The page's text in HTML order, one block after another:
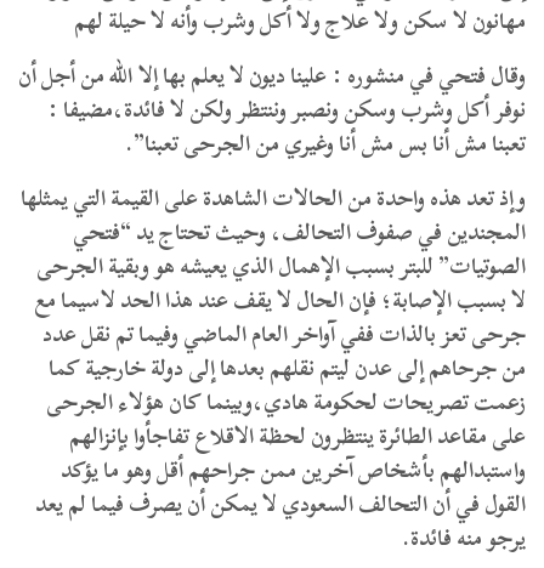
مهانون لا سكن ولا علاج ولا أكل وشرب وأنه لا حيلة لهم
وقال فتحي في منشوره : علينا ديون لا يعلم بها إلا الله من أجل أن
نوفر أكل وشرب وسكن ونصبر وننتظر ولكن لا فائدة،مضيفا :
تعبنا مش أنا بس مش أنا وغيري من الجرحى تعبنا”.
وإذ تعد هذه واحدة من الحالات الشاهدة على القيمة التي يمثلها
المجندين في صفوف التحالف، وحيث تحتاج يد “فتحي
الصوتيات” للبتر بسبب الإهمال الذي يعيشه هو وبقية الجرحى
لا بسبب الإصابة؛ فإن الحال لا يقف عند هذا الحد لاسيما مع
جرحى تعز بالذات ففي آواخر العام الماضي وفيما تم نقل عدد
من جرحاهم إلى عدن ليتم نقلهم بعدها إلى دولة خارجية كما
زعمت تصريحات لحكومة هادي،وبينما كان هؤلاء الجرحى
على مقاعد الطائرة ينتظرون لحظة الاقلاع تفاجأوا بإنزالهم
واستبدالهم بأشخاص آخرين ممن جراحهم أقل وهو ما يؤكد
القول في أن التحالف السعودي لا يمكن أن يصرف فيما لم يعد
يرجو منه فائدة.